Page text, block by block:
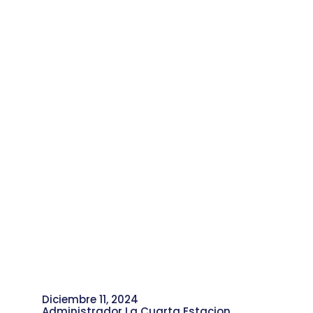
Diciembre 11, 2024